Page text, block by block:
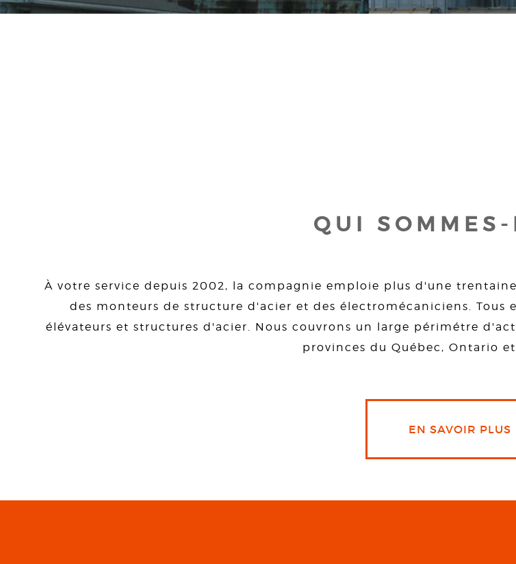
QUI SOMMES-
À votre service depuis 2002, la compagnie emploie plus d'une
des monteurs de structure d'acier et des électromécaniciens.
élévateurs et structures d'acier. Nous couvrons un large périmétre
provinces du Québec, Ontario
EN SAVOIR PLUS